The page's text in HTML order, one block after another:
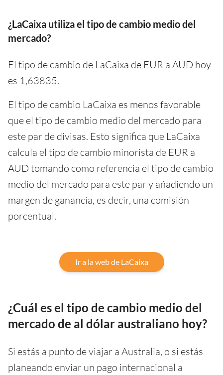
¿LaCaixa utiliza el tipo de cambio medio del
mercado?
El tipo de cambio de LaCaixa de EUR a AUD hoy
es 1,63835.
El tipo de cambio LaCaixa es menos favorable
que el tipo de cambio medio del mercado para
este par de divisas. Esto significa que LaCaixa
calcula el tipo de cambio minorista de EUR a
AUD tomando como referencia el tipo de cambio
medio del mercado para este par y añadiendo un
margen de ganancia, es decir, una comisión
porcentual.
Ir a la web de LaCaixa
¿Cuál es el tipo de cambio medio del
mercado de al dólar australiano hoy?
Si estás a punto de viajar a Australia, o si estás
planeando enviar un pago internacional a